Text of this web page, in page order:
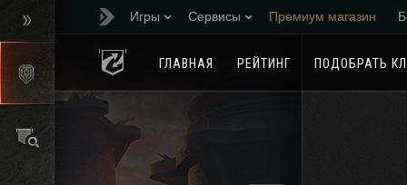
Игры Сервисы Премиум магазин
ГЛАВНАЯ
РЕЙТИНГ ПОДОБРАТЬ